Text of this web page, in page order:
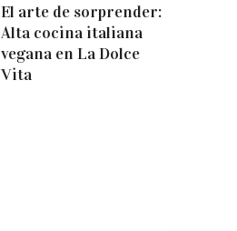
El arte de sorprender:
Alta cocina italiana
vegana en La Dolce
Vita